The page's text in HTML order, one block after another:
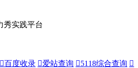
秀实践平台
百度收录 爱站查询 5118综合查询 